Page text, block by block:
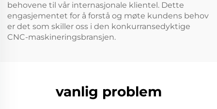
behovene til vår internasjonale klientel. Dette
engasjementet for å forstå og møte kundens behov
er det som skiller oss i den konkurransedyktige
CNC-maskineringsbransjen.
vanlig problem